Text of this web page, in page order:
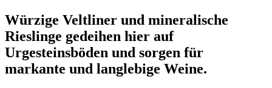
Würzige Veltliner und mineralische
Rieslinge gedeihen hier auf
Urgesteinsböden und sorgen für
markante und langlebige Weine.